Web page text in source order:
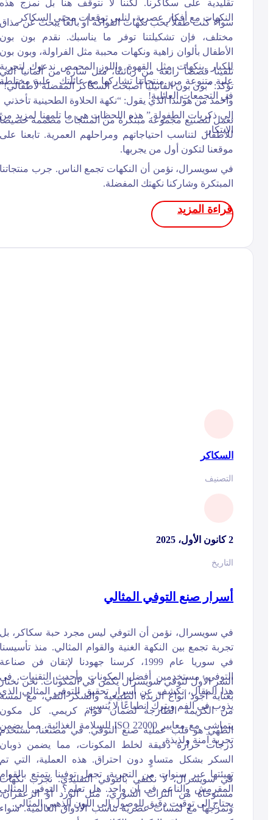
تقليدية على سكاكرنا. لكننا لا نتوقف هنا بل نمزج هذه
النكهات مع أفكار عصرية، لنلبي توقعات محبي السكاكر
سواء كنت طفلاً يحب نكهات الفواكه أو بالغاً يبحث عن مذاق
مختلف، فإن تشكيلتنا توفر ما يناسبك. نقدم بون بون
الأطفال بألوان زاهية ونكهات محببة مثل الفراولة، وبون بون
للكبار .بنكهات مثل القهوة واللوز المحمص ندعوك لتجربة
علبة متنوعة من .منتجاتنا تشاركها مع عائلتك علبة مختلطة
في التجمعات العائلية!
تلقينا قصصاً رائعة من زبائننا، مثل سارة من ألمانيا التي
تؤكد: “بون بون الفانيليا أصبحت السكاكر المفضلة لأطفالي!”
وأحمد من هولندا الذي يقول: “نكهة الحلاوة الطحينية تأخذني
إلى ذكريات الطفولة.” هذه اللحظات هي ما تلمهنا لمزيد من
الابتكار.
نعمل لتصنيع مجموعة مبتكرة من المنتجات مصممة خصيصاً
للأطفال لتناسب احتياجاتهم ومراحلهم العمرية. تابعنا على
موقعنا لتكون أول من يجربها.
في سويسرال، نؤمن أن النكهات تجمع الناس. جرب منتجاتنا
المبتكرة وشاركنا نكهتك المفضلة.
قراءة المزيد
السكاكر
التصنيف
التاريخ
أسرار صنع التوفي المثالي
في سويسرال، نؤمن أن التوفي ليس مجرد حبة سكاكر، بل
تجربة تجمع بين النكهة الغنية والقوام المثالي. منذ تأسيسنا
في سوريا عام 1999، كرسنا جهودنا لإتقان فن صناعة
التوفي، مستخدمين أفضل المكونات وأحدث التقنيات. في
هذا المقال، نكشف عن أسرار تحقيق التوفي المثالي الذي
يذوب في الفم ويترك انطباعًا لا يُنسى.
السر الأول لتوفي سويسرال يكمن في المكونات. نحن نختار
بعناية أجود أنواع الزبدة الطبيعية والسكر النقي، مع لمسة
من الكريمة الطازجة لضمان قوام كريمي. كل مكون
يتماشى مع معايير ISO 22000 للسلامة الغذائية، مما يضمن
تجربة آمنة ولذيذة.
الطهي هو قلب عملية صنع التوفي. في مصنعنا، نستخدم
درجات حرارة دقيقة لخلط المكونات، مما يضمن ذوبان
السكر بشكل متساوٍ دون احتراق. هذه العملية، التي تم
تهيئتها عبر سنوات من التجربة، تجعل توفينا يتمتع بالقوام
المقرمش والناعم في آن واحد. هل تعلم؟ التوفي المثالي
يحتاج إلى توقيت دقيق للوصول إلى اللون الذهبي المثالي.
في سويسرال، لا نكتفي بالتوفي التقليدي. نجرب نكهات
مستوحاة من التراث السوري، مثل الورد أو الزعفران،
ونمزجها مع لمسات عصرية تناسب الأذواق العالمية. سواء